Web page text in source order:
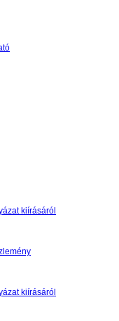
kiírásáról
kiírásáról